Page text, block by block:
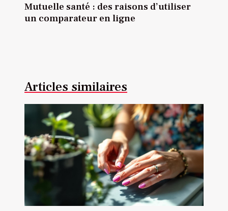
Mutuelle santé : des raisons d’utiliser
un comparateur en ligne
Articles similaires